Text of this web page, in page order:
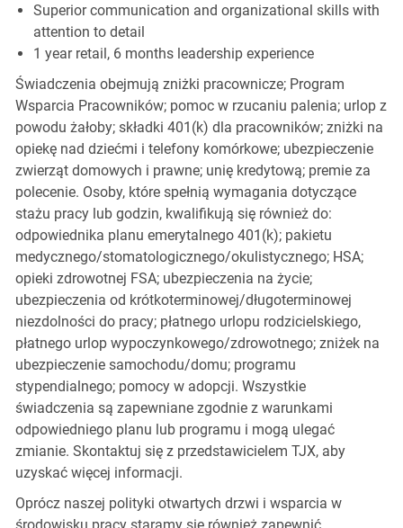
Superior communication and organizational skills with
attention to detail
1 year retail, 6 months leadership experience
Świadczenia obejmują zniżki pracownicze; Program
Wsparcia Pracowników; pomoc w rzucaniu palenia; urlop z
powodu żałoby; składki 401(k) dla pracowników; zniżki na
opiekę nad dziećmi i telefony komórkowe; ubezpieczenie
zwierząt domowych i prawne; unię kredytową; premie za
polecenie. Osoby, które spełnią wymagania dotyczące
stażu pracy lub godzin, kwalifikują się również do:
odpowiednika planu emerytalnego 401(k); pakietu
medycznego/stomatologicznego/okulistycznego; HSA;
opieki zdrowotnej FSA; ubezpieczenia na życie;
ubezpieczenia od krótkoterminowej/długoterminowej
niezdolności do pracy; płatnego urlopu rodzicielskiego,
płatnego urlop wypoczynkowego/zdrowotnego; zniżek na
ubezpieczenie samochodu/domu; programu
stypendialnego; pomocy w adopcji. Wszystkie
świadczenia są zapewniane zgodnie z warunkami
odpowiedniego planu lub programu i mogą ulegać
zmianie. Skontaktuj się z przedstawicielem TJX, aby
uzyskać więcej informacji.
Oprócz naszej polityki otwartych drzwi i wsparcia w
środowisku pracy staramy się również zapewnić